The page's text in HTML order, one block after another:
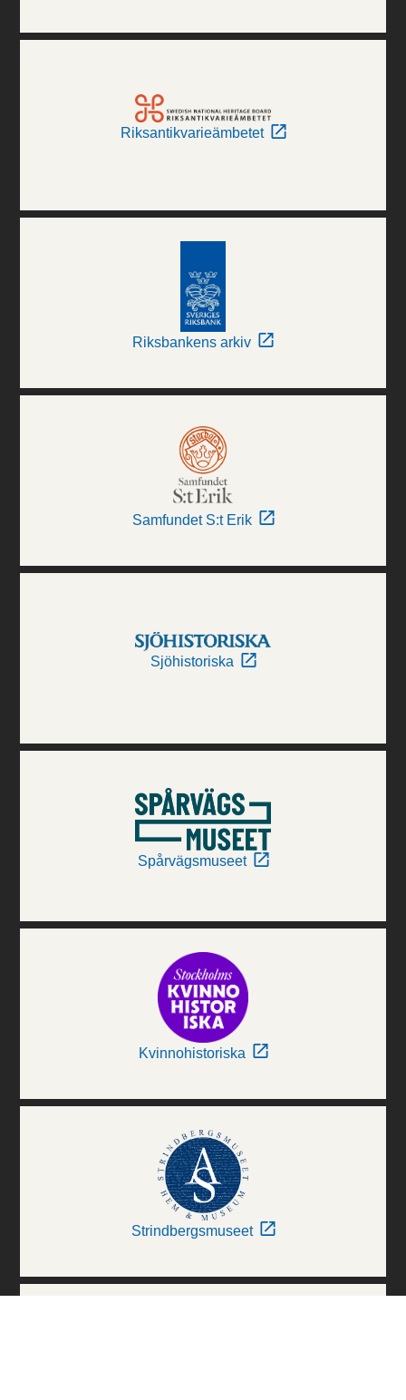
Riksantikvarieämbetet
Riksbankens arkiv
Samfundet S:t Erik
Sjöhistoriska
Spårvägsmuseet
Kvinnohistoriska
Strindbergsmuseet